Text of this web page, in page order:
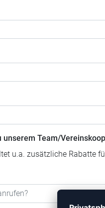
Team/
u.a. zusätzliche Rabatte